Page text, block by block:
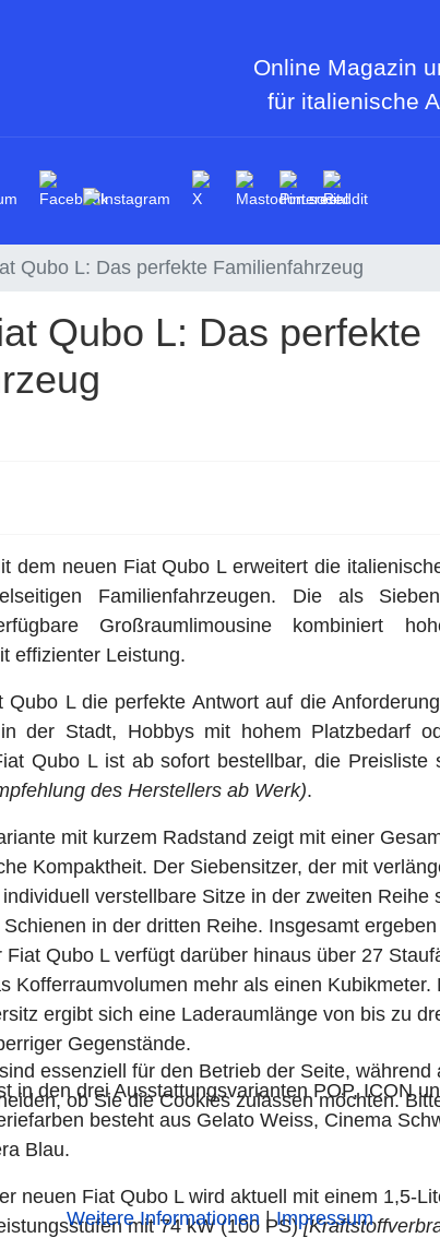
Online Magazin
für italienische
Qubo L: Das perfekte Familienfahrzeug
Qubo L: Das perfekte
dem neuen Fiat Qubo L erweitert die
Familienfahrzeugen. Die als
Großraumlimousine kombiniert
effizienter Leistung.
L die perfekte Antwort auf die
der Stadt, Hobbys mit hohem Platzbedarf
Qubo L ist ab sofort bestellbar, die Preisliste
des Herstellers ab Werk).
mit kurzem Radstand zeigt mit einer
Kompaktheit. Der Siebensitzer, der mit
verstellbare Sitze in der zweiten Reihe
in der dritten Reihe. Insgesamt
Qubo L verfügt darüber hinaus über 27
Kofferraumvolumen mehr als einen Kubikmeter.
ergibt sich eine Laderaumlänge von bis zu
Gegenstände.
in den drei Ausstattungsvarianten POP, ICON
besteht aus Gelato Weiss, Cinema
Blau.
neuen Fiat Qubo L wird aktuell mit einem 1,5-
mit 74 kW (100 PS)
essenziell für den Betrieb der Seite,
ob Sie die Cookies zulassen möchten.
Weitere Informationen|Impressum